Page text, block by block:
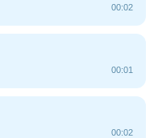
00:02
00:01
00:02